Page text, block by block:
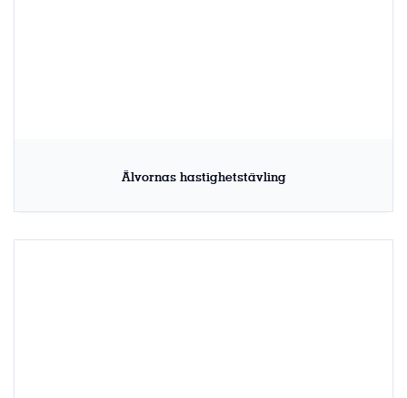
Älvornas hastighetstävling